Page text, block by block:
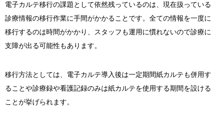
電子カルテ移行の課題として依然残っているのは、現在扱っている
診療情報の移行作業に手間がかかることです。全ての情報を一度に
移行するのは時間がかかり、スタッフも運用に慣れないので診療に
支障が出る可能性もあります。
移行方法としては、電子カルテ導入後は一定期間紙カルテも併用す
ることや診療録や看護記録のみは紙カルテを使用する期間を設ける
ことが挙げられます。